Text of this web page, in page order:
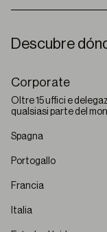
Descubre
Corporate
Oltre 15 uffici e
qualsiasi parte del
Spagna
Bandalux Campus
Rúa Castilla y León
Portogallo
Bandalux Porto
Av. Padre Manuel
Francia
Bandalux Toulouse
Italia